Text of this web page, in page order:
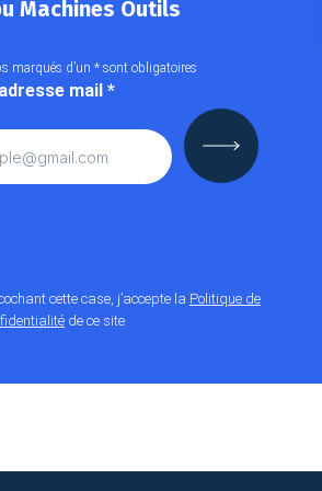
Machines Outils
marqués d’un * sont obligatoires
mail *
cette case, j’accepte la Politique de
de ce site